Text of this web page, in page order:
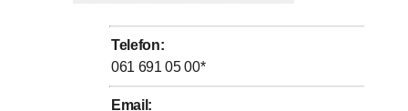
Telefon:
061 691 05 00*
Email :